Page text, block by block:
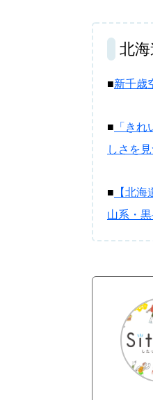
北
■新千歳
■ 「き
しさを
■ 【北
山系・黒